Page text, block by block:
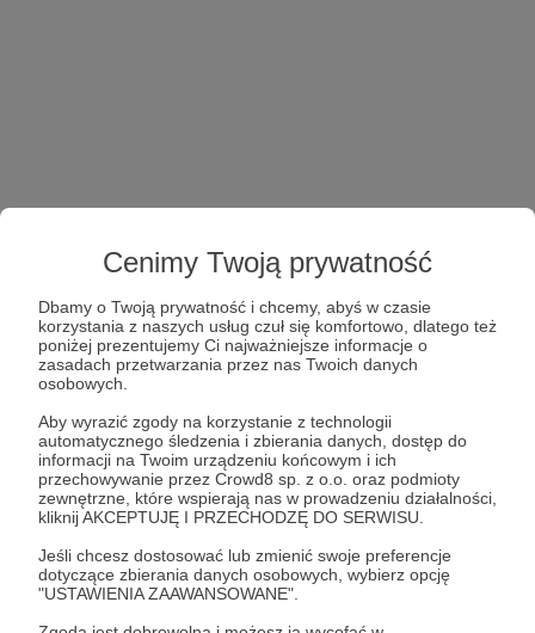
Cenimy Twoją prywatność
Dbamy o Twoją prywatność i chcemy, abyś w czasie
korzystania z naszych usług czuł się komfortowo, dlatego też
poniżej prezentujemy Ci najważniejsze informacje o
zasadach przetwarzania przez nas Twoich danych
osobowych.
Aby wyrazić zgody na korzystanie z technologii
automatycznego śledzenia i zbierania danych, dostęp do
informacji na Twoim urządzeniu końcowym i ich
przechowywanie przez Crowd8 sp. z o.o. oraz podmioty
zewnętrzne, które wspierają nas w prowadzeniu działalności,
kliknij AKCEPTUJĘ I PRZECHODZĘ DO SERWISU.
Jeśli chcesz dostosować lub zmienić swoje preferencje
dotyczące zbierania danych osobowych, wybierz opcję
"USTAWIENIA ZAAWANSOWANE".